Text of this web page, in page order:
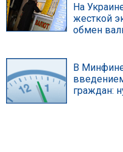
На
жесткой
обмен
В Минфине
граждан: